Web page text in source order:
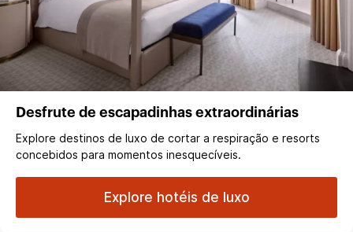
Desfrute de escapadinhas extraordinárias
Explore destinos de luxo de cortar a respiração e resorts
concebidos para momentos inesquecíveis.
Explore hotéis de luxo